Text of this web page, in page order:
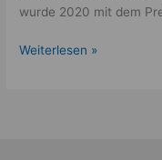
wurde 2020 mit dem
Weiterlesen »